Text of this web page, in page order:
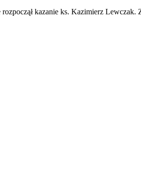
kazanie ks. Kazimierz Lewczak.